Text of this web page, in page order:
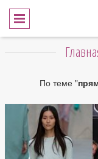
По теме "